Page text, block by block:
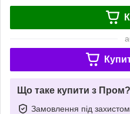
Що таке купити з Пром?
Замовлення під захистом